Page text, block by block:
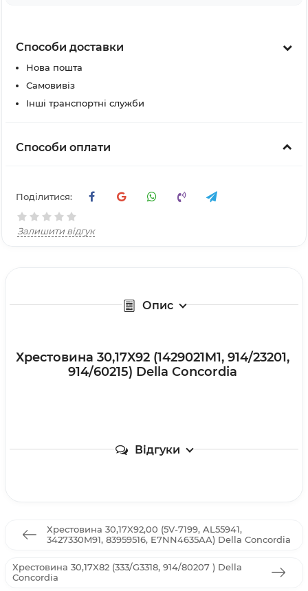
Способи доставки
Нова пошта
Самовивіз
Інші транспортні служби
Способи оплати
Поділитися:
Залишити відгук
Опис
Хрестовина 30,17X92 (1429021M1, 914/23201,
914/60215) Della Concordia
Відгуки
Хрестовина 30,17X92,00 (5V-7199, AL55941,
3427330M91, 83959516, E7NN4635AA) Della Concordia
Хрестовина 30,17X82 (333/G3318, 914/80207 ) Della
Concordia